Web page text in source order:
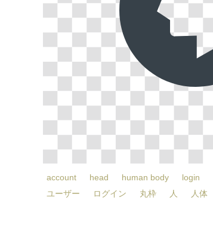
account head human body login
ユーザー
ログイン 丸枠 人 人体